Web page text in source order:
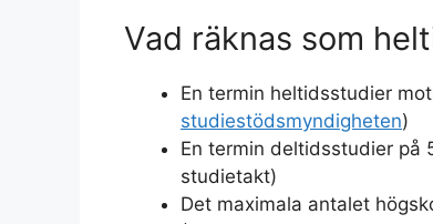
Vad räknas som
En termin heltidsstudier
studiestödsmyndigheten)
En termin deltidsstudier på
studietakt)
Det maximala antalet